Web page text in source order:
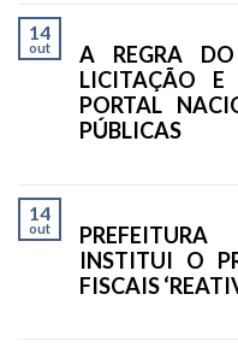
14
out
A REGRA
LICITAÇÃO
PORTAL
PÚBLICAS
14
out
INSTITUI O
FISCAIS